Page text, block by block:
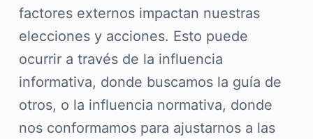
factores externos impactan nuestras
elecciones y acciones. Esto puede
ocurrir a través de la influencia
informativa, donde buscamos la guía de
otros, o la influencia normativa, donde
nos conformamos para ajustarnos a las